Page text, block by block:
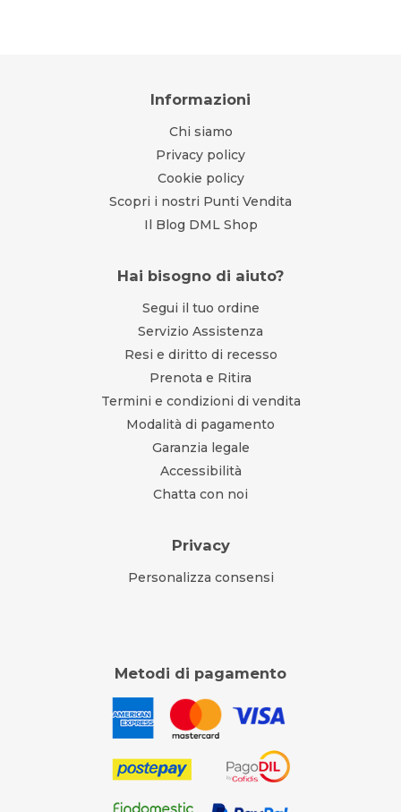
Informazioni
Chi siamo
Privacy policy
Cookie policy
Scopri i nostri Punti Vendita
Il Blog DML Shop
Hai bisogno di aiuto?
Segui il tuo ordine
Servizio Assistenza
Resi e diritto di recesso
Prenota e Ritira
Termini e condizioni di vendita
Modalità di pagamento
Garanzia legale
Accessibilità
Chatta con noi
Privacy
Personalizza consensi
Metodi di pagamento